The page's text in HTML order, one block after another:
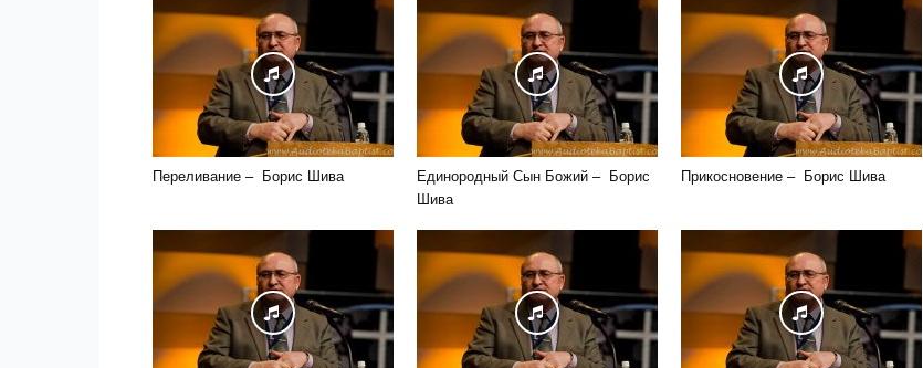
Переливание – Борис Шива
Единородный Сын Божий – Борис
Шива
Прикосновение – Борис Шива